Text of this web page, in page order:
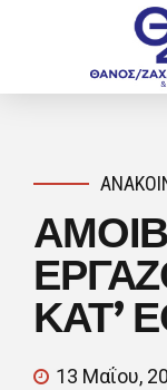
ΚΑΤ’
13 Μαΐου,